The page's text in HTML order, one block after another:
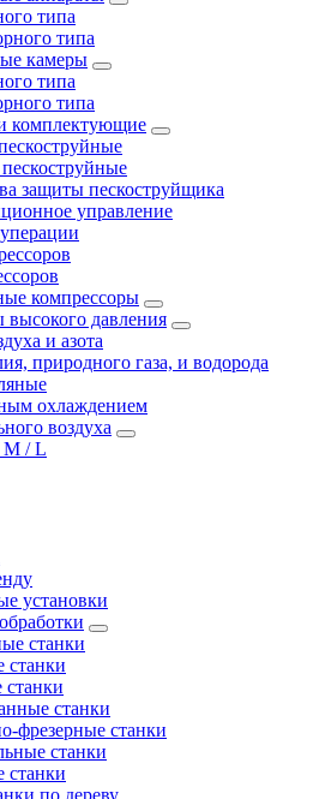
типа
типа
камеры
типа
типа
комплектующие
защиты пескоструйщика
управление
компрессоры
давления
и азота
природного газа, и водорода
охлаждением
воздуха
M / L
установки
станки
станки
станки
станки
фрезерные станки
станки
станки
по дереву